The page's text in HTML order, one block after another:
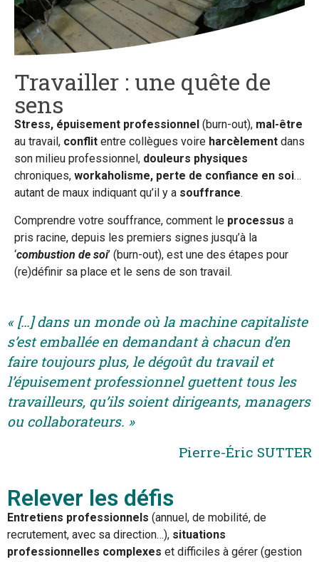
Travailler : une quête de
sens
Stress, épuisement professionnel (burn-out), mal-être
au travail, conflit entre collègues voire harcèlement dans
son milieu professionnel, douleurs physiques
chroniques, workaholisme, perte de confiance en soi…
autant de maux indiquant qu’il y a souffrance.
Comprendre votre souffrance, comment le processus a
pris racine, depuis les premiers signes jusqu’à la
‘combustion de soi’ (burn-out), est une des étapes pour
(re)définir sa place et le sens de son travail.
« […] dans un monde où la machine capitaliste
s’est emballée en demandant à chacun d’en
faire toujours plus, le dégoût du travail et
l’épuisement professionnel guettent tous les
travailleurs, qu’ils soient dirigeants, managers
ou collaborateurs. »
Pierre-Éric SUTTER
Relever les défis​
Entretiens professionnels (annuel, de mobilité, de
recrutement, avec sa direction…), situations
professionnelles complexes et difficiles à gérer (gestion